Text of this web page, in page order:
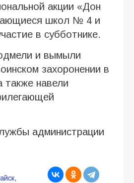
акции «Дон
школ № 4 и
в субботнике.
и вымыли
захоронении в
также навели
администрации
,